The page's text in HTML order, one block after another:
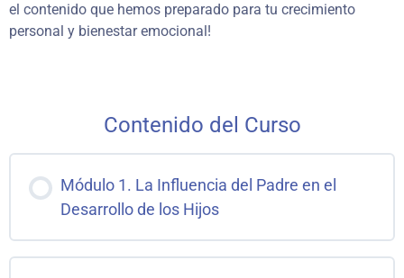
el contenido que hemos preparado para tu crecimiento
personal y bienestar emocional!
Contenido del Curso
Módulo 1. La Influencia del Padre en el
Desarrollo de los Hijos